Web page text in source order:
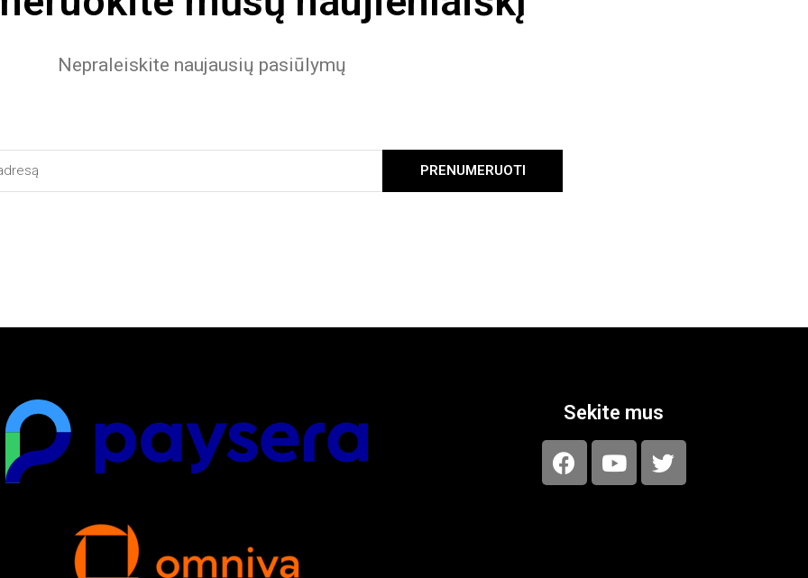
Nepraleiskite naujausių pasiūlymų
PRENUMERUOTI
Sekite mus